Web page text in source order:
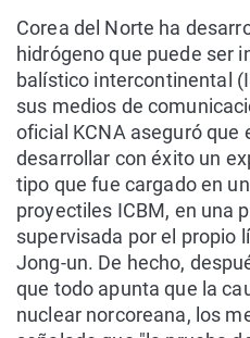
Corea del Norte ha
hidrógeno que puede ser
balístico intercontinental
sus medios de
oficial KCNA aseguró que
desarrollar con éxito un
tipo que fue cargado en
proyectiles ICBM, en una
supervisada por el propio
Jong-un. De hecho,
que todo apunta que la
nuclear norcoreana, los